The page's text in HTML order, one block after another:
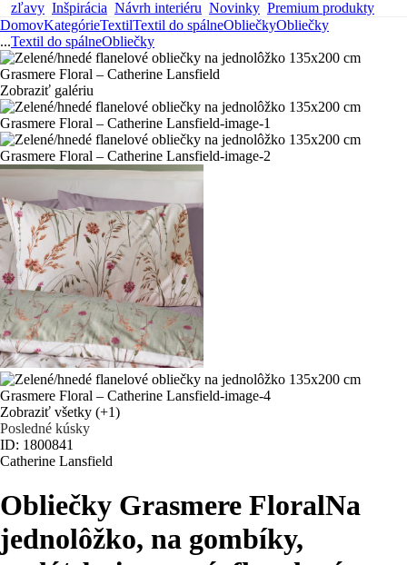
zľavy Inšpirácia Návrh interiéru Novinky Premium produkty
DomovKategórieTextilTextil do spálneObliečkyObliečky
...Textil do spálneObliečky
Zobraziť galériu
Zobraziť všetky (+1)
Posledné kúsky
ID: 1800841
Catherine Lansfield
Obliečky Grasmere FloralNa
jednolôžko, na gombíky,